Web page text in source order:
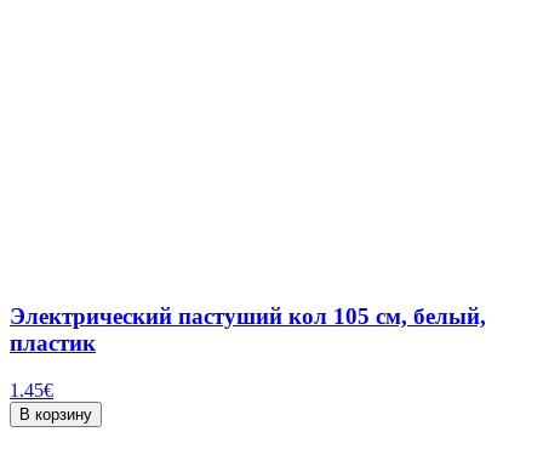
Электрический пастуший кол 105 см, белый,
пластик
1.45€
В корзину